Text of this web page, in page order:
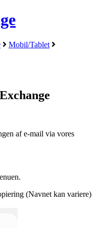
Mobil/Tablet
af e-mail via vores
(Navnet kan variere)